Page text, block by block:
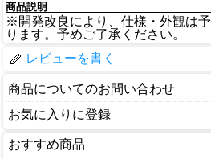
商品説明
※開発改良により、仕様・外観は
ります。予めご了承ください。
レビューを書く
商品についてのお問い合わせ
お気に入りに登録
おすすめ商品